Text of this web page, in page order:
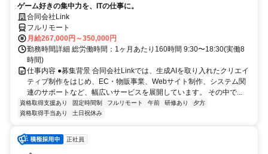
ゲーム好きの集中力を、ITの仕事に。
合同会社Link
フルリモート
月給267,000円～350,000円
勤務時間詳細 総労働時間：1ヶ月あたり160時間 9:30〜18:30(実働8
時間)
仕事内容 ●募集背景 合同会社Linkでは、生成AIを取り入れたクリエイ
ティブ制作をはじめ、EC・物販事業、Webサイト制作、システム関
連のサポートなど、幅広いサービスを展開しています。 その中で...
資格取得支援あり 固定時間制 フルリモート 午前 研修あり
夕方
資格取得手当あり
土日祝休み
正社員